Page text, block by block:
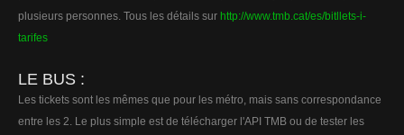
plusieurs personnes. Tous les détails sur http://www.tmb.cat/es/bitllets-i-
tarifes
LE BUS :
Les tickets sont les mêmes que pour les métro, mais sans correspondance
entre les 2. Le plus simple est de télécharger l'API TMB ou de tester les